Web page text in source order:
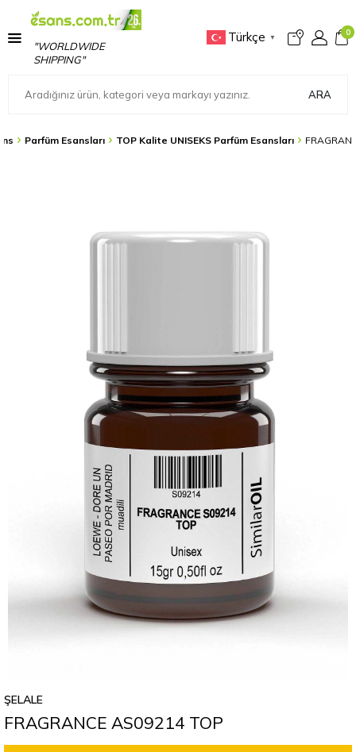
"WORLDWIDE
SHIPPING"
Türkçe ▼
0
ARA
Parfüm Esansları TOP Kalite UNISEKS Parfüm Esansları
ŞELALE
FRAGRANCE AS09214 TOP